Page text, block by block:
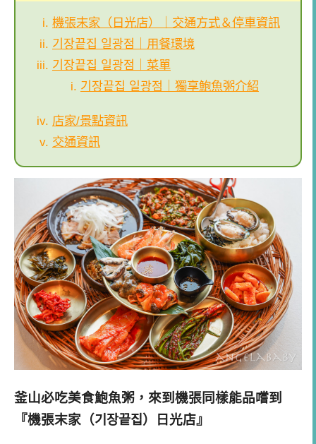
機張末家（日光店）｜交通方式＆停車資訊
기장끝집 일광점｜用餐環境
기장끝집 일광점｜菜單
기장끝집 일광점｜獨享鮑魚粥介紹
店家/景點資訊
交通資訊
釜山必吃美食鮑魚粥，來到機張同樣能品嚐到
『機張末家（기장끝집）日光店』